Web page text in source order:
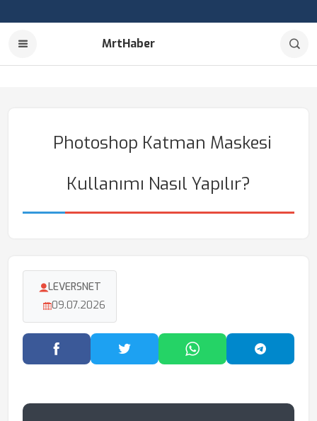
MrtHaber
Photoshop Katman Maskesi
Kullanımı Nasıl Yapılır?
LEVERSNET
09.07.2026
Facebook'ta PaylaşTwitter'da PaylaşWhatsApp'ta Paylaş